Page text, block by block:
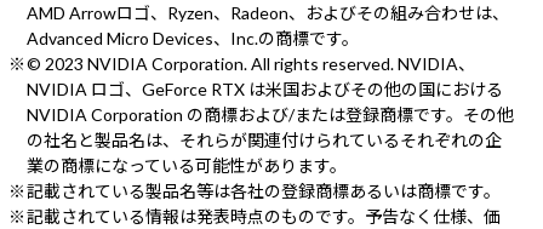
AMD Arrowロゴ、Ryzen、Radeon、およびその組み合わせは、
Advanced Micro Devices、Inc.の商標です。
© 2023 NVIDIA Corporation. All rights reserved. NVIDIA、
NVIDIA ロゴ、GeForce RTX は米国およびその他の国における
NVIDIA Corporation の商標および/または登録商標です。その他
の社名と製品名は、それらが関連付けられているそれぞれの企
業の商標になっている可能性があります。
記載されている製品名等は各社の登録商標あるいは商標です。
記載されている情報は発表時点のものです。予告なく仕様、価